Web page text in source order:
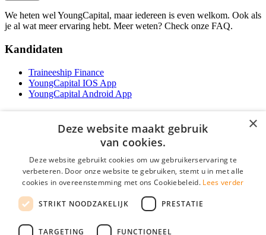
We heten wel YoungCapital, maar iedereen is even welkom. Ook als
je al wat meer ervaring hebt. Meer weten? Check onze FAQ.
Kandidaten
Traineeship Finance
YoungCapital IOS App
YoungCapital Android App
Contractvormen
Brochure aanvragen
Vacature aanmelden
Partners
Contact
×
Deze website maakt gebruik
van cookies.
Deze website gebruikt cookies om uw gebruikerservaring te
verbeteren. Door onze website te gebruiken, stemt u in met alle
cookies in overeenstemming met ons Cookiebeleid. Lees verder
STRIKT NOODZAKELIJK PRESTATIE
TARGETING FUNCTIONEEL